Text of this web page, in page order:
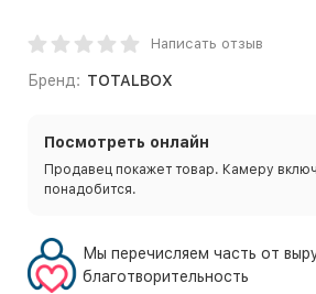
Написать отзыв
Бренд: TOTALBOX
Посмотреть онлайн
Продавец покажет товар. Камеру
понадобится.
Мы перечисляем часть от
благотворительность